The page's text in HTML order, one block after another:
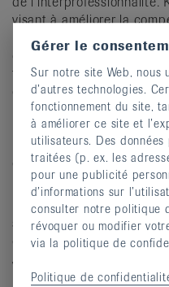
visant à améliorer la
personnes concernées,
cette voie. Il faudrait
financement durable et
cabinets médicaux. Et
numérisation, il y a
un fonctionnement plus
Ligue contre le
conseil et de
Ligue suisse contre
souhaitez-vous à Annette
direction, et à la Ligue
Valérie Krafft :
Gérer le
Sur notre site Web, nous
d’autres technologies.
fonctionnement du site,
à améliorer ce site et
utilisateurs. Des
traitées (p. ex. les
pour une publicité
d’informations sur
consulter notre politique
révoquer ou modifier
via la politique de
Politique de